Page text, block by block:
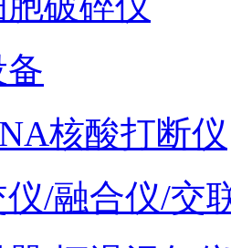
核酸打断仪
仪/融合仪/交